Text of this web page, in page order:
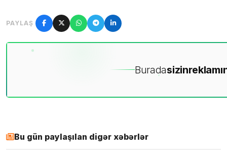
PAYLAŞ
Buradasizin
Bu gün paylaşılan digər xəbərlər